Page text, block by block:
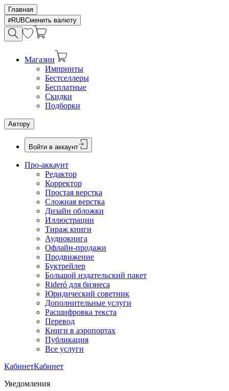
Главная
RUBСменить валюту
Магазин
Импринты
Бестселлеры
Бесплатные
Скидки
Подборки
Автору
Войти в аккаунт
Про-аккаунт
Редактор
Корректор
Простая верстка
Сложная верстка
Дизайн обложки
Иллюстрации
Тираж книги
Аудиокнига
Офлайн-продажи
Продвижение
Буктрейлер
Большой издательский пакет
Rideró для бизнеса
Юридический советник
Дополнительные услуги
Расшифровка текста
Перевод
Книги в аэропортах
Публикация
Все услуги
КабинетКабинет
Уведомления